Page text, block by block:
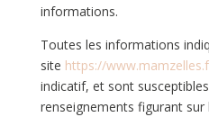
informations.
Toutes les informations
site https://
indicatif, et sont
renseignements figurant sur